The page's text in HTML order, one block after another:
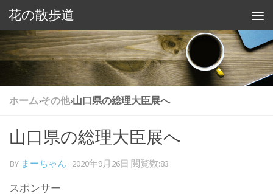
花の散歩道
ホーム›その他›山口県の総理大臣展へ
山口県の総理大臣展へ
BY まーちゃん · 2020年9月26日 閲覧数:83
スポンサー